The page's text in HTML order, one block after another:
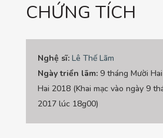
CHỨNG TÍCH
Nghệ sĩ: Lê Thế Lãm
Ngày triển lãm: 9 tháng Mười
Hai 2018 (Khai mạc vào ngày 9
2017 lúc 18g00)